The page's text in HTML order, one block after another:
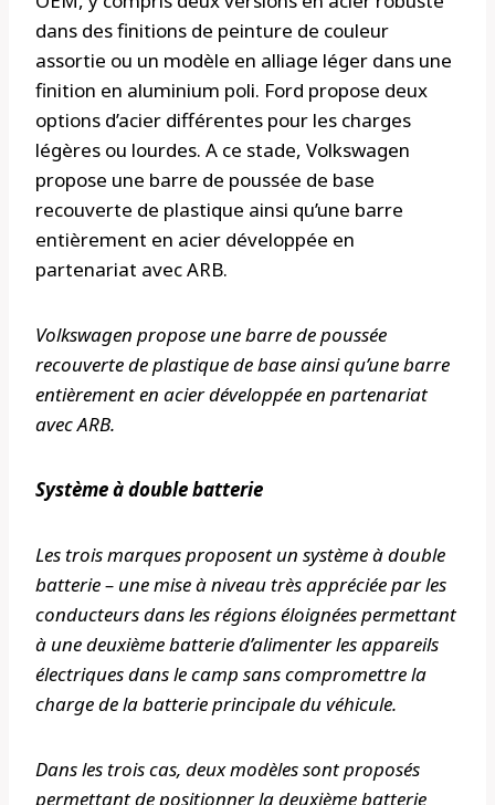
dans des finitions de peinture de couleur
assortie ou un modèle en alliage léger dans une
finition en aluminium poli. Ford propose deux
options d’acier différentes pour les charges
légères ou lourdes. A ce stade, Volkswagen
propose une barre de poussée de base
recouverte de plastique ainsi qu’une barre
entièrement en acier développée en
partenariat avec ARB.
Volkswagen propose une barre de poussée
recouverte de plastique de base ainsi qu’une barre
entièrement en acier développée en partenariat
avec ARB.
Système à double batterie
Les trois marques proposent un système à double
batterie – une mise à niveau très appréciée par les
conducteurs dans les régions éloignées permettant
à une deuxième batterie d’alimenter les appareils
électriques dans le camp sans compromettre la
charge de la batterie principale du véhicule.
Dans les trois cas, deux modèles sont proposés
permettant de positionner la deuxième batterie